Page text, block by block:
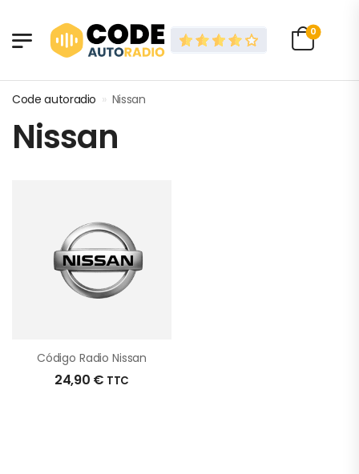
0
Code autoradio » Nissan
Nissan
Código Radio Nissan
24,90 € TTC